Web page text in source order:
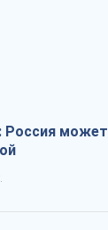
Россия может